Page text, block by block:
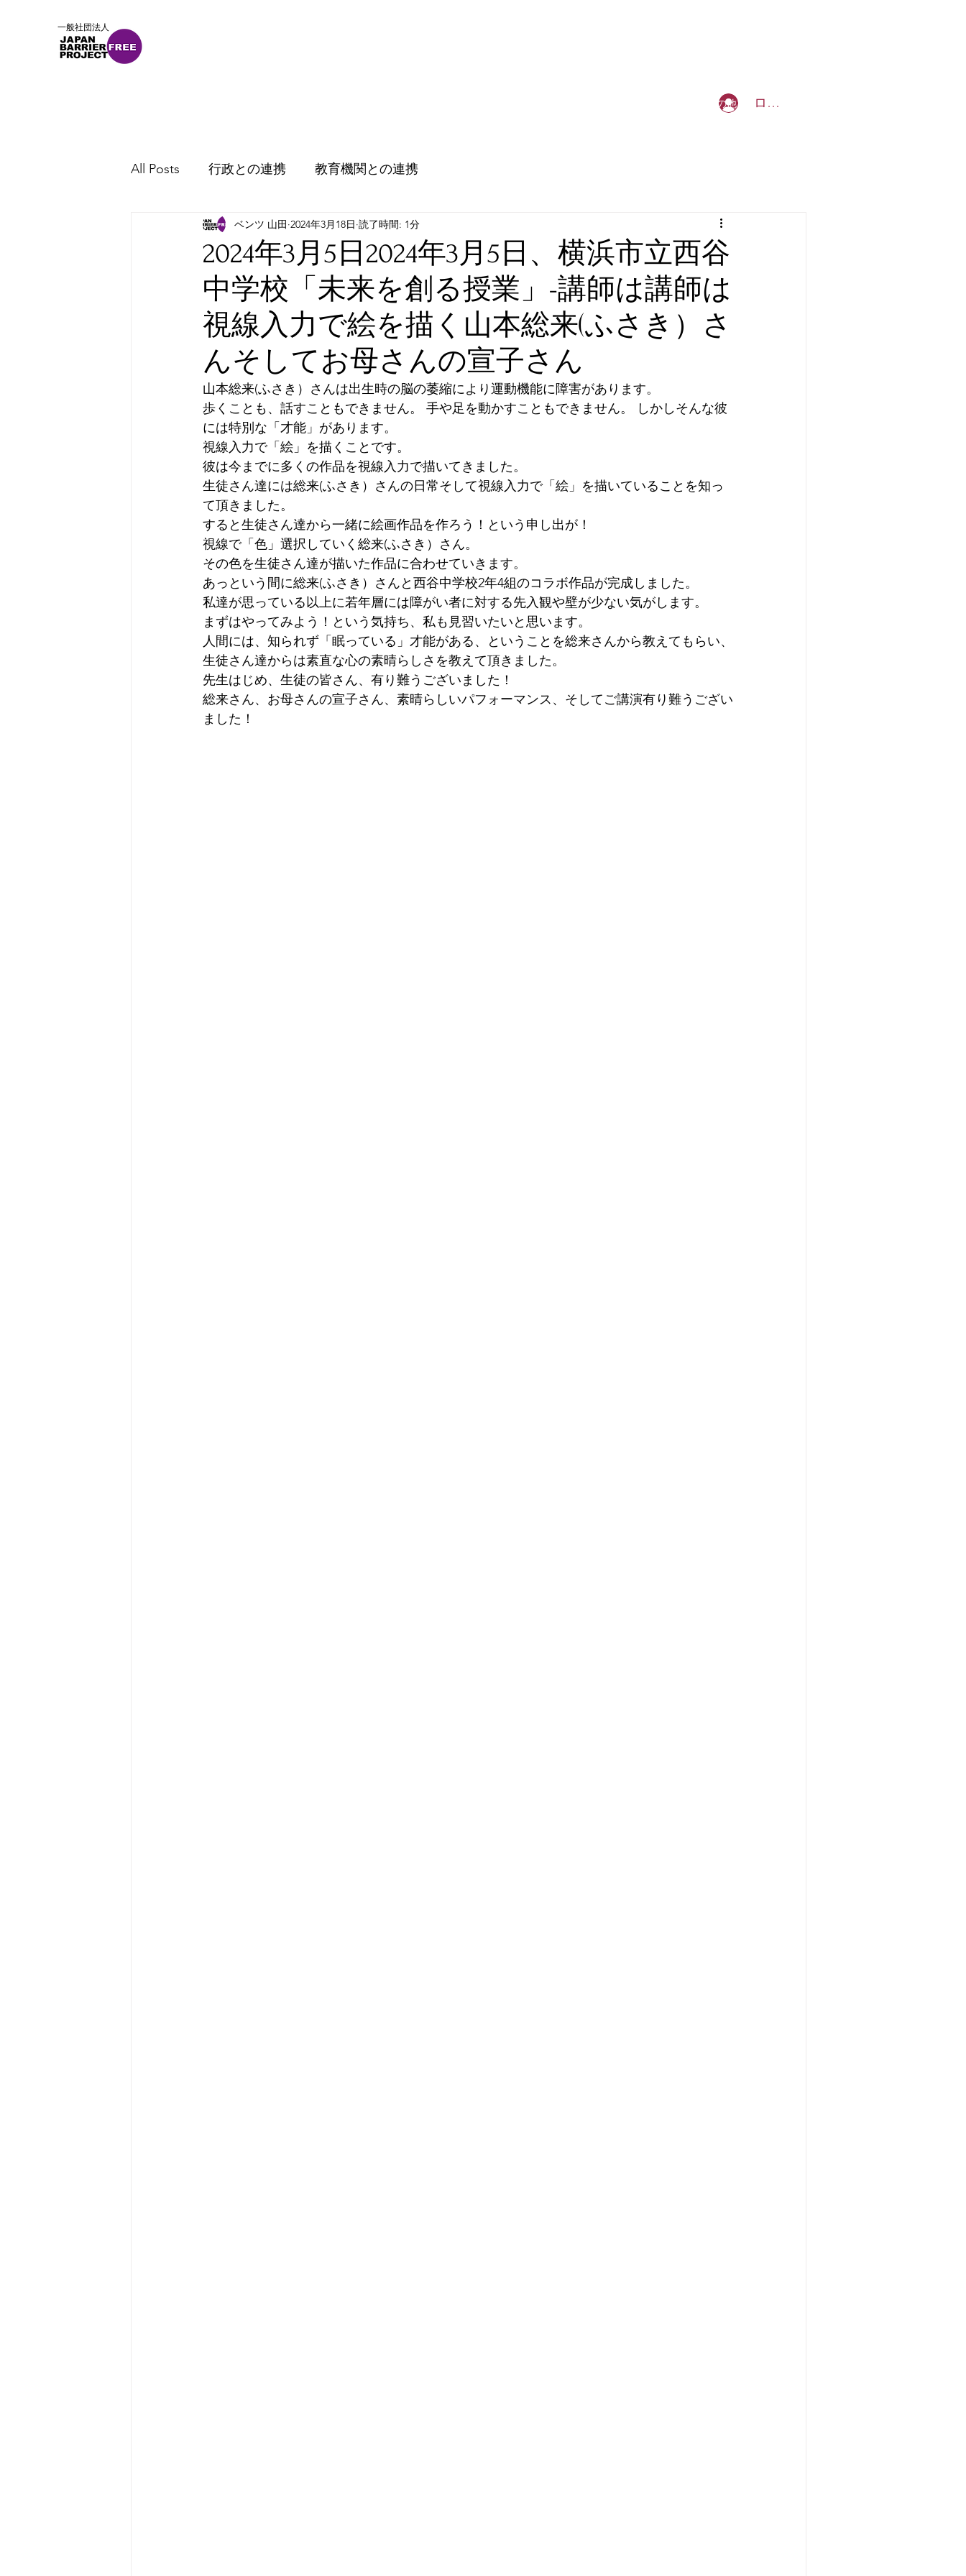
一般社団法人
その他
All Posts 行政との連携 教育機関との連携
2024年3月5日2024年3月5日、横浜市立西谷
中学校「未来を創る授業」-講師は講師は
視線入力で絵を描く山本総来(ふさき）さ
んそしてお母さんの宣子さん
ベンツ 山田 2024年3月18日 読了時間: 1分
山本総来(ふさき）さんは出生時の脳の萎縮により運動機能に障害があります。
歩くことも、話すこともできません。 手や足を動かすこともできません。 しかしそんな彼
には特別な「才能」があります。
視線入力で「絵」を描くことです。
彼は今までに多くの作品を視線入力で描いてきました。
生徒さん達には総来(ふさき）さんの日常そして視線入力で「絵」を描いていることを知っ
て頂きました。
すると生徒さん達から一緒に絵画作品を作ろう！という申し出が！
視線で「色」選択していく総来(ふさき）さん。
その色を生徒さん達が描いた作品に合わせていきます。
あっという間に総来(ふさき）さんと西谷中学校2年4組のコラボ作品が完成しました。
私達が思っている以上に若年層には障がい者に対する先入観や壁が少ない気がします。
まずはやってみよう！という気持ち、私も見習いたいと思います。
人間には、知られず「眠っている」才能がある、ということを総来さんから教えてもらい、
生徒さん達からは素直な心の素晴らしさを教えて頂きました。
先生はじめ、生徒の皆さん、有り難うございました！
総来さん、お母さんの宣子さん、素晴らしいパフォーマンス、そしてご講演有り難うござい
ました！
ログイン